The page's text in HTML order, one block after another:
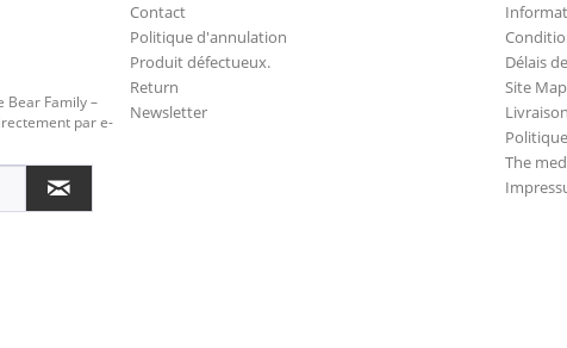
Bear Family –
par e-
Contact
Politique d'annulation
Produit défectueux.
Return
Newsletter
Délais
Site Map
The